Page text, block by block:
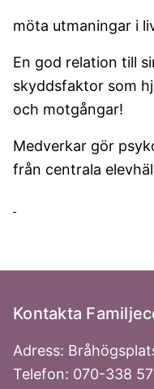
möta utmaningar i
En god relation till
skyddsfaktor som
och motgångar!
Medverkar gör
från centrala
Kontakta
Adress:
Telefon: 070-338